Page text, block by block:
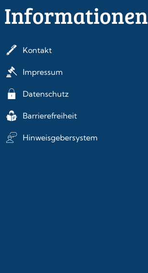
Informationen
Kontakt
Impressum
Datenschutz
Barrierefreiheit
Hinweisgebersystem